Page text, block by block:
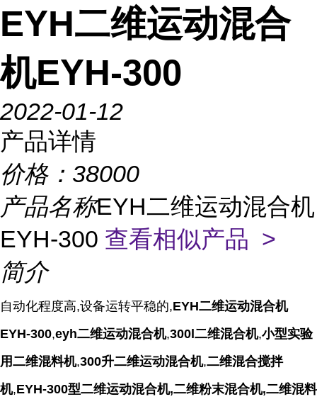
EYH二维运动混合
机EYH-300
2022-01-12
产品详情
价格： 38000
产品名称EYH二维运动混合机
EYH-300 查看相似产品 >
简介
自动化程度高,设备运转平稳的,EYH二维运动混合机
EYH-300,eyh二维运动混合机,300l二维混合机,小型实验
用二维混料机,300升二维运动混合机,二维混合搅拌
机,EYH-300型二维运动混合机,二维粉末混合机,二维混料